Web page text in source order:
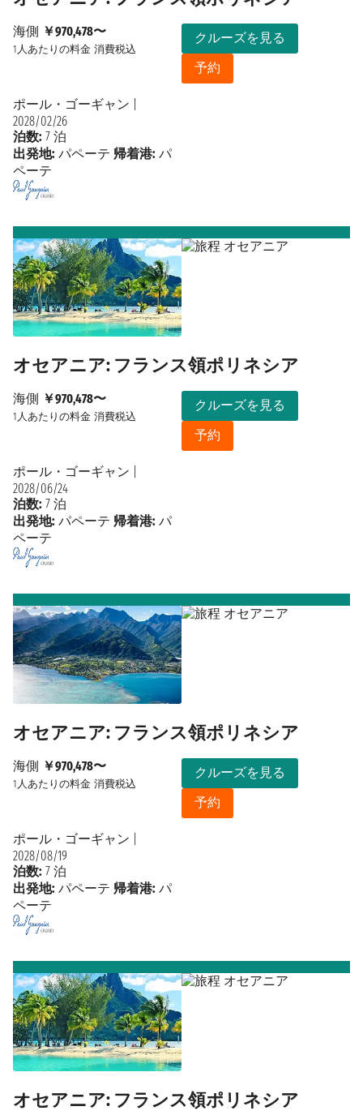
海側 ￥970,478〜
1人あたりの料金 消費税込
クルーズを見る
予約
ポール・ゴーギャン
2028/02/26
泊数: 7 泊
出発地: パペーテ 帰着港: パ
ペーテ
オセアニア: フランス領ポリネシア
海側 ￥970,478〜
1人あたりの料金 消費税込
クルーズを見る
予約
ポール・ゴーギャン
2028/06/24
泊数: 7 泊
出発地: パペーテ 帰着港: パ
ペーテ
オセアニア: フランス領ポリネシア
海側 ￥970,478〜
1人あたりの料金 消費税込
クルーズを見る
予約
ポール・ゴーギャン
2028/08/19
泊数: 7 泊
出発地: パペーテ 帰着港: パ
ペーテ
オセアニア: フランス領ポリネシア